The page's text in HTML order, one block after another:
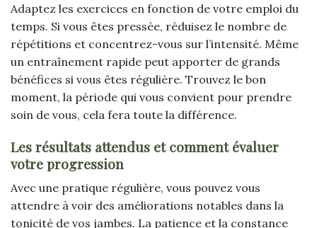
Adaptez les exercices en fonction de votre emploi du
temps. Si vous êtes pressée, réduisez le nombre de
répétitions et concentrez-vous sur l’intensité. Même
un entraînement rapide peut apporter de grands
bénéfices si vous êtes régulière. Trouvez le bon
moment, la période qui vous convient pour prendre
soin de vous, cela fera toute la différence.
Les résultats attendus et comment évaluer
votre progression
Avec une pratique régulière, vous pouvez vous
attendre à voir des améliorations notables dans la
tonicité de vos jambes. La patience et la constance